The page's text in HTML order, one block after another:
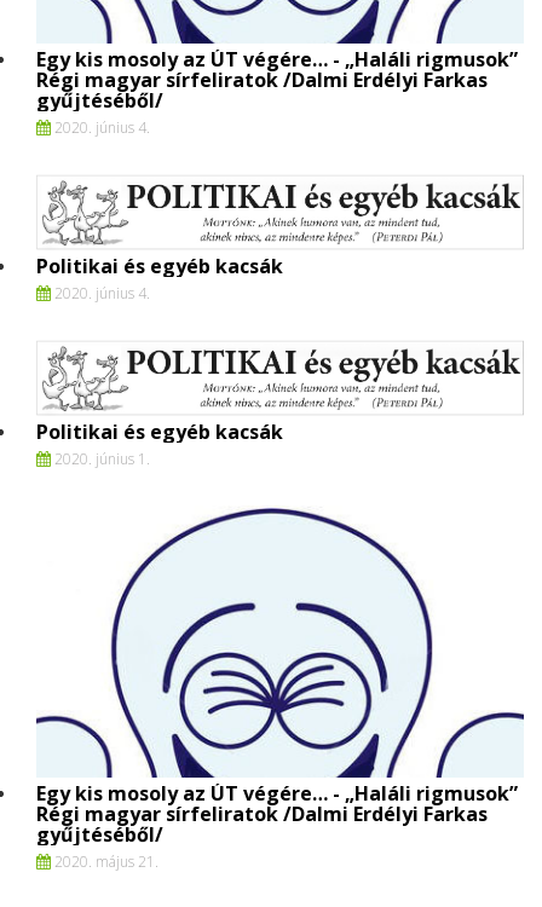
Egy kis mosoly az ÚT végére… - „Haláli rigmusok”
Régi magyar sírfeliratok /Dalmi Erdélyi Farkas
gyűjtéséből/
2020. június 4.
Politikai és egyéb kacsák
2020. június 4.
Politikai és egyéb kacsák
2020. június 1.
Egy kis mosoly az ÚT végére… - „Haláli rigmusok”
Régi magyar sírfeliratok /Dalmi Erdélyi Farkas
gyűjtéséből/
2020. május 21.